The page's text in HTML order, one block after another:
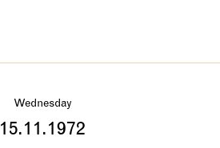
Wednesday
15.11.1972